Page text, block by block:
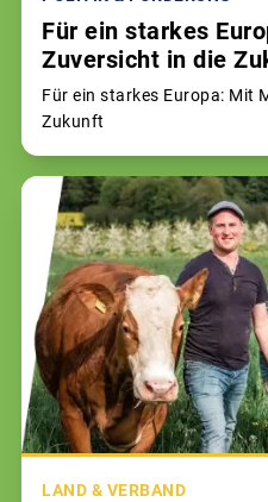
Für ein starkes
Zuversicht in die
Für ein starkes Europa: Mit
Zukunft
LAND & VERBAND